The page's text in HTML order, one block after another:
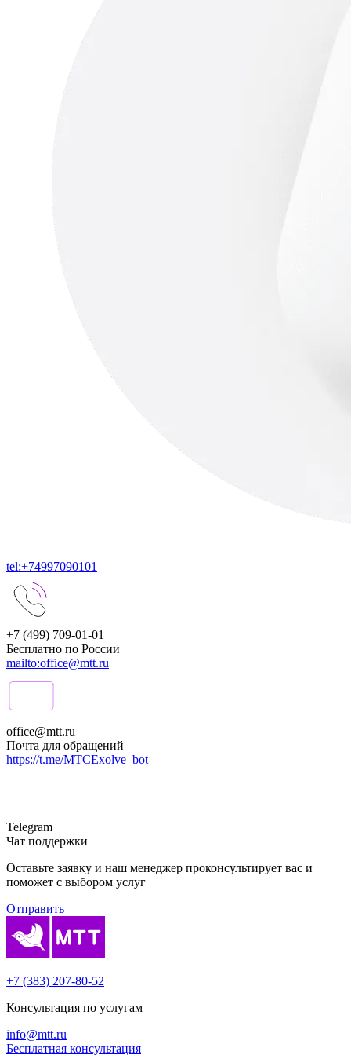
tel:+74997090101
+7 (499) 709-01-01
Бесплатно по России
mailto:office@mtt.ru
office@mtt.ru
Почта для обращений
https://t.me/MTCExolve_bot
Telegram
Чат поддержки
Оставьте заявку и наш менеджер проконсультирует вас и
поможет с выбором услуг
Отправить
+7 (383) 207-80-52
Консультация по услугам
info@mtt.ru
Бесплатная консультация